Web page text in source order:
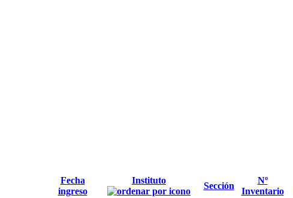
Fecha
ingreso
Instituto
Sección
Nº
Inventario